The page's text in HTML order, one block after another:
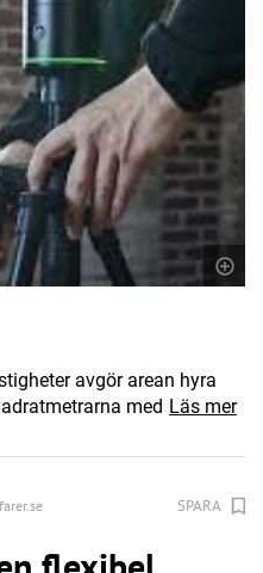
avgör arean hyra
med Läs mer
SPARA